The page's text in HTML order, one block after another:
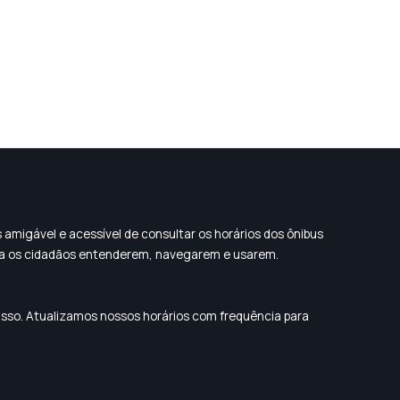
e acessível de consultar os horários dos ônibus
os cidadãos entenderem, navegarem e usarem.
Atualizamos nossos horários com frequência para